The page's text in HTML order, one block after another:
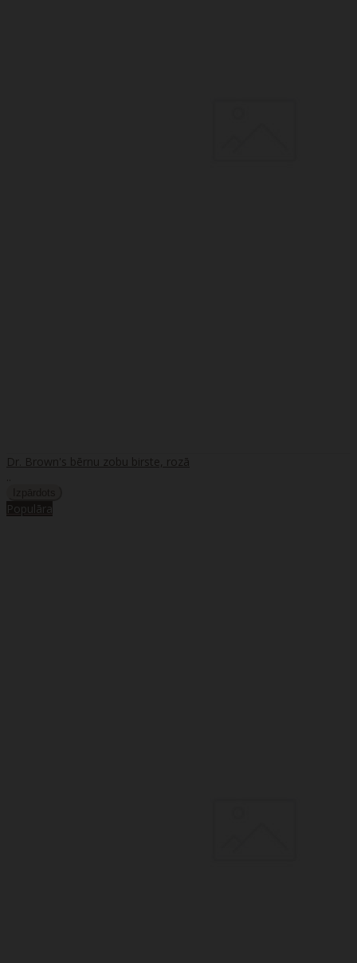
Dr. Brown's bērnu zobu birste, rozā
Populāra